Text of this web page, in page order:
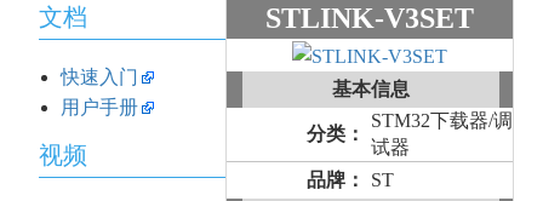
STLINK-V3SET
基本信息
分类：
STM32下载器/调
试器
品牌：
ST
文档
快速入门
用户手册
视频